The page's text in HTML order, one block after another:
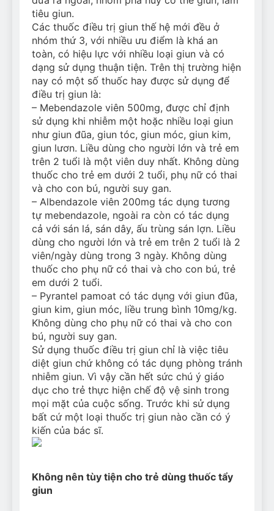
tiêu giun.
Các thuốc điều trị giun thế hệ mới đều ở
nhóm thứ 3, với nhiều ưu điểm là khá an
toàn, có hiệu lực với nhiều loại giun và có
dạng sử dụng thuận tiện. Trên thị trường hiện
nay có một số thuốc hay được sử dụng để
điều trị giun là:
– Mebendazole viên 500mg, được chỉ định
sử dụng khi nhiễm một hoặc nhiều loại giun
như giun đũa, giun tóc, giun móc, giun kim,
giun lươn. Liều dùng cho người lớn và trẻ em
trên 2 tuổi là một viên duy nhất. Không dùng
thuốc cho trẻ em dưới 2 tuổi, phụ nữ có thai
và cho con bú, người suy gan.
– Albendazole viên 200mg tác dụng tương
tự mebendazole, ngoài ra còn có tác dụng
cả với sán lá, sán dây, ấu trùng sán lợn. Liều
dùng cho người lớn và trẻ em trên 2 tuổi là 2
viên/ngày dùng trong 3 ngày. Không dùng
thuốc cho phụ nữ có thai và cho con bú, trẻ
em dưới 2 tuổi.
– Pyrantel pamoat có tác dụng với giun đũa,
giun kim, giun móc, liều trung bình 10mg/kg.
Không dùng cho phụ nữ có thai và cho con
bú, người suy gan.
Sử dụng thuốc điều trị giun chỉ là việc tiêu
diệt giun chứ không có tác dụng phòng tránh
nhiễm giun. Vì vậy cần hết sức chú ý giáo
dục cho trẻ thực hiện chế độ vệ sinh trong
mọi mặt của cuộc sống. Trước khi sử dụng
bất cứ một loại thuốc trị giun nào cần có ý
kiến của bác sĩ.
Không nên tùy tiện cho trẻ dùng thuốc tẩy
giun